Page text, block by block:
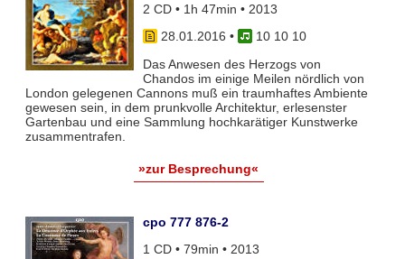
2 CD • 1h 47min • 2013
28.01.2016 •
10 10 10
Das Anwesen des Herzogs von
Chandos im einige Meilen nördlich von
London gelegenen Cannons muß ein traumhaftes Ambiente
gewesen sein, in dem prunkvolle Architektur, erlesenster
Gartenbau und eine Sammlung hochkarätiger Kunstwerke
zusammentrafen.
»zur Besprechung«
cpo 777 876-2
1 CD • 79min • 2013